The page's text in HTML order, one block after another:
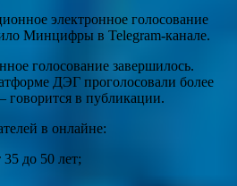
электронное голосование
Минцифры в Telegram-канале.
голосование завершилось.
ДЭГ проголосовали более
в публикации.
в онлайне:
до 50 лет;